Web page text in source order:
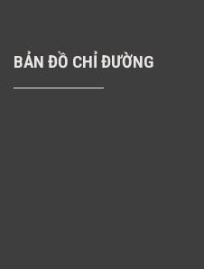
BẢN ĐỒ CHỈ ĐƯỜNG